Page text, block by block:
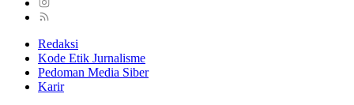
Redaksi
Kode Etik Jurnalisme
Pedoman Media Siber
Karir